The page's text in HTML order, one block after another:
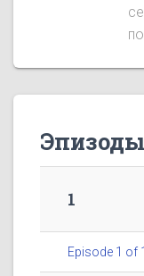
Эпизоды
1
Episode 1 of